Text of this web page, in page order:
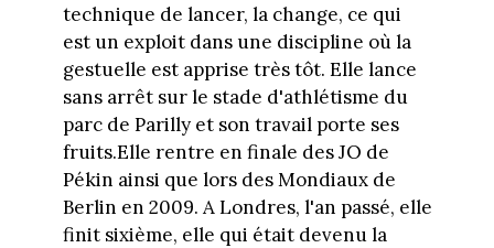
technique de lancer, la change, ce qui
est un exploit dans une discipline où la
gestuelle est apprise très tôt. Elle lance
sans arrêt sur le stade d'athlétisme du
parc de Parilly et son travail porte ses
fruits.Elle rentre en finale des JO de
Pékin ainsi que lors des Mondiaux de
Berlin en 2009. A Londres, l'an passé, elle
finit sixième, elle qui était devenu la